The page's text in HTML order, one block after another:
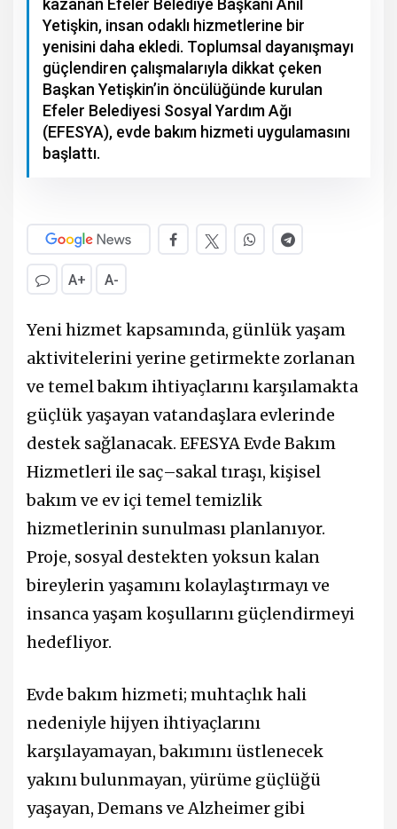
kazanan Efeler Belediye Başkanı Anıl
Yetişkin, insan odaklı hizmetlerine bir
yenisini daha ekledi. Toplumsal dayanışmayı
güçlendiren çalışmalarıyla dikkat çeken
Başkan Yetişkin’in öncülüğünde kurulan
Efeler Belediyesi Sosyal Yardım Ağı
(EFESYA), evde bakım hizmeti uygulamasını
başlattı.
A+ A-
Yeni hizmet kapsamında, günlük yaşam
aktivitelerini yerine getirmekte zorlanan
ve temel bakım ihtiyaçlarını karşılamakta
güçlük yaşayan vatandaşlara evlerinde
destek sağlanacak. EFESYA Evde Bakım
Hizmetleri ile saç–sakal tıraşı, kişisel
bakım ve ev içi temel temizlik
hizmetlerinin sunulması planlanıyor.
Proje, sosyal destekten yoksun kalan
bireylerin yaşamını kolaylaştırmayı ve
insanca yaşam koşullarını güçlendirmeyi
hedefliyor.
Evde bakım hizmeti; muhtaçlık hali
nedeniyle hijyen ihtiyaçlarını
karşılayamayan, bakımını üstlenecek
yakını bulunmayan, yürüme güçlüğü
yaşayan, Demans ve Alzheimer gibi